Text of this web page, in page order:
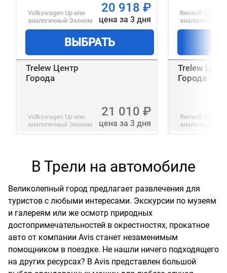
Volkswagen Up или
аналогичный Эконом
20 918 ₽
цена за 3 дня
ВЫБРАТЬ
Trelew Центр
Города
Volkswagen Up или
аналогичный Эконом
21 010 ₽
цена за 3 дня
Renault Clio
аналогичный
Trelew
Города
Renault Clio
аналогичный
В Трели на автомобиле
Великолепный город предлагает развлечения для
туристов с любыми интересами. Экскурсии по музеям
и галереям или же осмотр природных
достопримечательностей в окрестностях, прокатное
авто от компании Avis станет незаменимым
помощником в поездке. Не нашли ничего подходящего
на других ресурсах? В Avis представлен большой